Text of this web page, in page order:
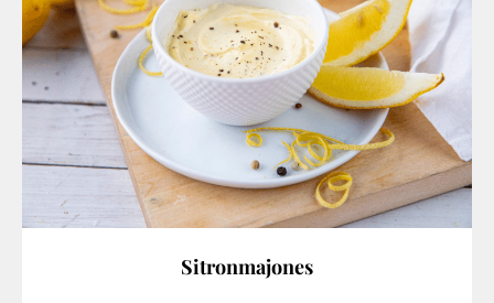
Sitronmajones